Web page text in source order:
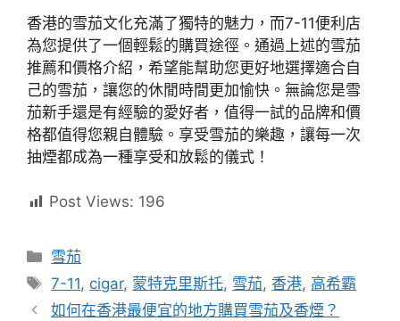
香港的雪茄文化充滿了獨特的魅力，而7-11便利店
為您提供了一個輕鬆的購買途徑。通過上述的雪茄
推薦和價格介紹，希望能幫助您更好地選擇適合自
己的雪茄，讓您的休閒時間更加愉快。無論您是雪
茄新手還是有經驗的愛好者，值得一試的品牌和價
格都值得您親自體驗。享受雪茄的樂趣，讓每一次
抽煙都成為一種享受和放鬆的儀式！
Post Views: 196
分
類
雪茄
標
籤
7-11, cigar, 蒙特克里斯托, 雪茄, 香港, 高希霸
如何在香港最便宜的地方購買雪茄及香煙？